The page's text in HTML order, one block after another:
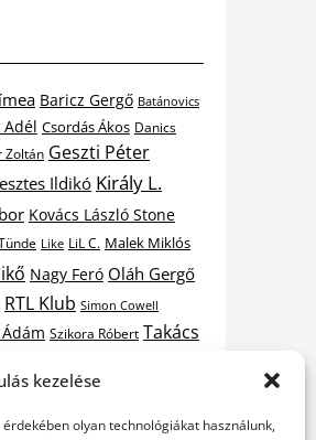
kezelése
olyan technológiákat használunk,
Baricz Gergő Batánovics
Adél Csordás Ákos Danics
Zoltán Geszti Péter
Ildikó Király L.
Kovács László Stone
Like LiL C. Malek Miklós
Nagy Feró Oláh Gergő
RTL Klub Simon Cowell
Szikora Róbert Takács